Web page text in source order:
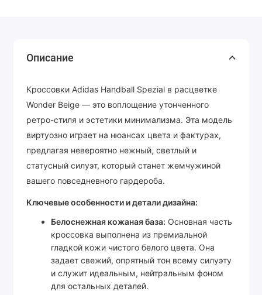
Описание
Кроссовки Adidas Handball Spezial в расцветке
Wonder Beige — это воплощение утонченного
ретро-стиля и эстетики минимализма. Эта модель
виртуозно играет на нюансах цвета и фактурах,
предлагая невероятно нежный, светлый и
статусный силуэт, который станет жемчужиной
вашего повседневного гардероба.
Ключевые особенности и детали дизайна:
Белоснежная кожаная база: Основная часть
кроссовка выполнена из премиальной
гладкой кожи чистого белого цвета. Она
задает свежий, опрятный тон всему силуэту
и служит идеальным, нейтральным фоном
для остальных деталей.